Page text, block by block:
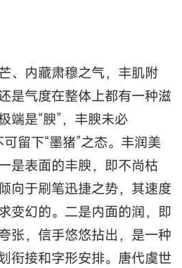
、内藏肃穆之气，丰肌附
是气度在整体上都有一种滋
端是“腴”，丰腴未必
可留下“墨猪”之态。丰润美
是表面的丰腴，即不尚枯
向于刷笔迅捷之势，其速度
变幻的。二是内面的润，即
张，信手悠悠拈出，是一种
衔接和字形安排。唐代虞世